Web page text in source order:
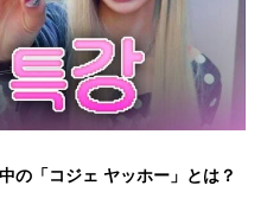
の「コジェ ヤッホー」とは？